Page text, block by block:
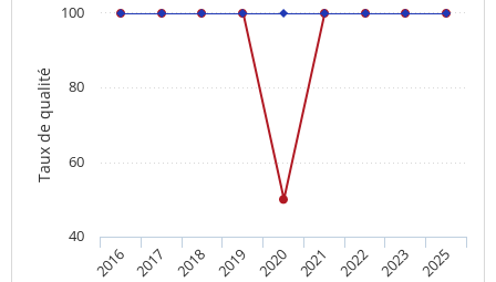
Taux de qualité
2016 2017 2018 2019 2020 2021 2022 2023 2025
40
60
80
100